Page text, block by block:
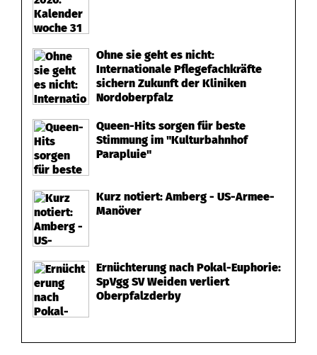
Ohne sie geht es nicht:
Internationale Pflegefachkräfte
sichern Zukunft der Kliniken
Nordoberpfalz
Queen-Hits sorgen für beste
Stimmung im "Kulturbahnhof
Parapluie"
Kurz notiert: Amberg - US-Armee-
Manöver
Ernüchterung nach Pokal-Euphorie:
SpVgg SV Weiden verliert
Oberpfalzderby